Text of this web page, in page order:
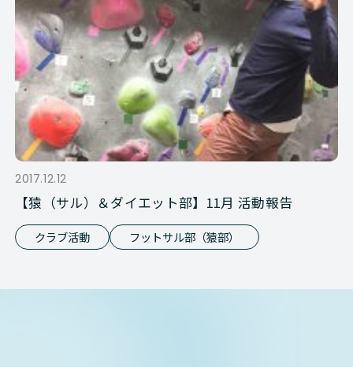
2017.12.12
【猿（サル）＆ダイエット部】11月 活動報告
クラブ活動 フットサル部（猿部）